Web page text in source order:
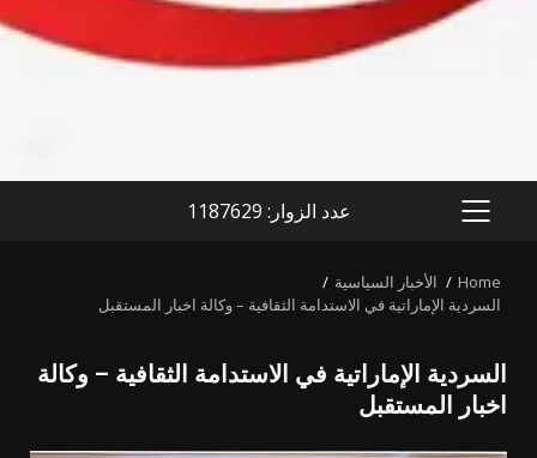
PRIMARY
عدد الزوار: 1187629
Home
الأخبار السياسية
السردية الإماراتية في الاستدامة الثقافية – وكالة اخبار المستقبل
السردية الإماراتية في الاستدامة الثقافية – وكالة
اخبار المستقبل